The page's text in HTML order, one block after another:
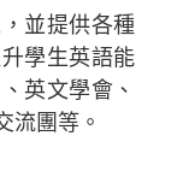
並提供各種
學生英語能
英文學會、
流團等。